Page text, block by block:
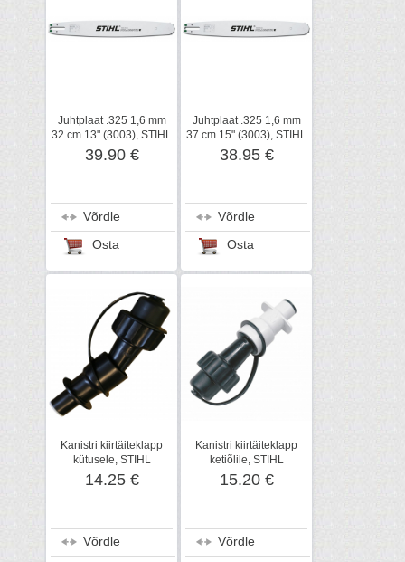
Juhtplaat .325 1,6 mm
32 cm 13" (3003), STIHL
39.90 €
Võrdle
Osta
Juhtplaat .325 1,6 mm
37 cm 15" (3003), STIHL
38.95 €
Võrdle
Osta
Kanistri kiirtäiteklapp
kütusele, STIHL
14.25 €
Võrdle
Kanistri kiirtäiteklapp
ketiõlile, STIHL
15.20 €
Võrdle